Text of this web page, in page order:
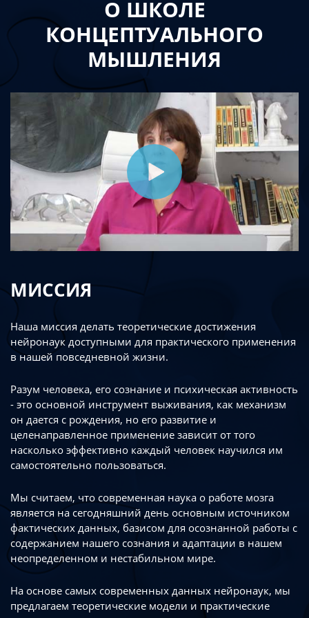
О ШКОЛЕ
КОНЦЕПТУАЛЬНОГО
МЫШЛЕНИЯ
МИССИЯ
Наша миссия делать теоретические достижения
нейронаук доступными для практического применения
в нашей повседневной жизни.
Разум человека, его сознание и психическая активность
- это основной инструмент выживания, как механизм
он дается с рождения, но его развитие и
целенаправленное применение зависит от того
насколько эффективно каждый человек научился им
самостоятельно пользоваться.
Мы считаем, что современная наука о работе мозга
является на сегодняшний день основным источником
фактических данных, базисом для осознанной работы с
содержанием нашего сознания и адаптации в нашем
неопределенном и нестабильном мире.
На основе самых современных данных нейронаук, мы
предлагаем теоретические модели и практические